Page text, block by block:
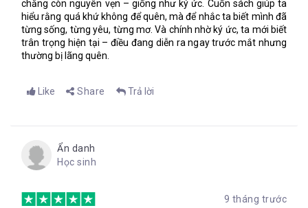
“Ba tớ mang tới từ Afrik đấy”, Lupe nói tiếp. “Ba tặng tớ nhân
dịp sinh nhật, nó là của bà tớ”.
“Có gì bên trong không?”
Lupe nhún vai. “Ba dặn tớ không được mở nó ra cho đến khi tớ
“Nó thật dễ thương làm sao!”.
Nhỏ nhìn tôi ngóng trông còn tôi giải vờ không hiểu những gì
nhỏ đang mong đợi, nhưng rồi nhỏ cười một cách ngốc nghếch
trong cặp.
chẳng còn nguyên vẹn – giống như ký ức. Cuốn sách giúp ta
hiểu rằng quá khứ không để quên, mà để nhắc ta biết mình đã
từng sống, từng yêu, từng mơ. Và chính nhờ ký ức, ta mới biết
trân trọng hiện tại – điều đang diễn ra ngay trước mắt nhưng
thường bị lãng quên.
Like Share Trả lời
Ẩn danh
Học sinh
9 tháng trước